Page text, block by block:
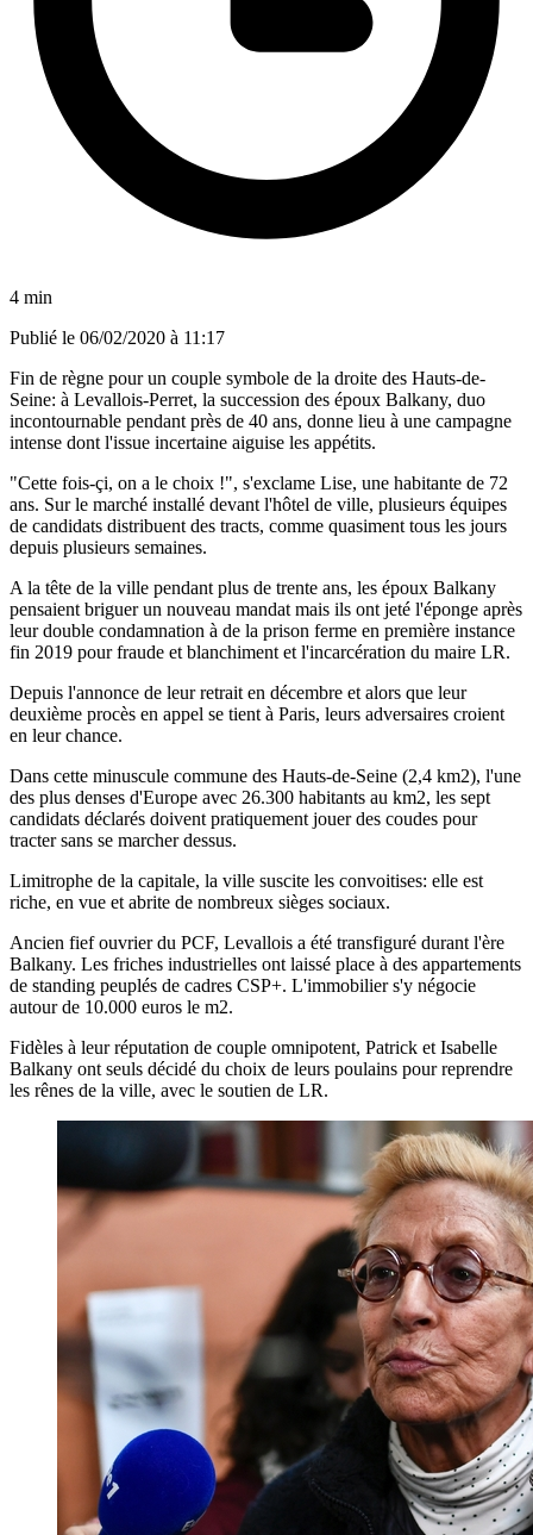
4 min
Publié le 06/02/2020 à 11:17
Fin de règne pour un couple symbole de la droite des Hauts-de-
Seine: à Levallois-Perret, la succession des époux Balkany, duo
incontournable pendant près de 40 ans, donne lieu à une campagne
intense dont l'issue incertaine aiguise les appétits.
"Cette fois-çi, on a le choix !", s'exclame Lise, une habitante de 72
ans. Sur le marché installé devant l'hôtel de ville, plusieurs équipes
de candidats distribuent des tracts, comme quasiment tous les jours
depuis plusieurs semaines.
A la tête de la ville pendant plus de trente ans, les époux Balkany
pensaient briguer un nouveau mandat mais ils ont jeté l'éponge après
leur double condamnation à de la prison ferme en première instance
fin 2019 pour fraude et blanchiment et l'incarcération du maire LR.
Depuis l'annonce de leur retrait en décembre et alors que leur
deuxième procès en appel se tient à Paris, leurs adversaires croient
en leur chance.
Dans cette minuscule commune des Hauts-de-Seine (2,4 km2), l'une
des plus denses d'Europe avec 26.300 habitants au km2, les sept
candidats déclarés doivent pratiquement jouer des coudes pour
tracter sans se marcher dessus.
Limitrophe de la capitale, la ville suscite les convoitises: elle est
riche, en vue et abrite de nombreux sièges sociaux.
Ancien fief ouvrier du PCF, Levallois a été transfiguré durant l'ère
Balkany. Les friches industrielles ont laissé place à des appartements
de standing peuplés de cadres CSP+. L'immobilier s'y négocie
autour de 10.000 euros le m2.
Fidèles à leur réputation de couple omnipotent, Patrick et Isabelle
Balkany ont seuls décidé du choix de leurs poulains pour reprendre
les rênes de la ville, avec le soutien de LR.